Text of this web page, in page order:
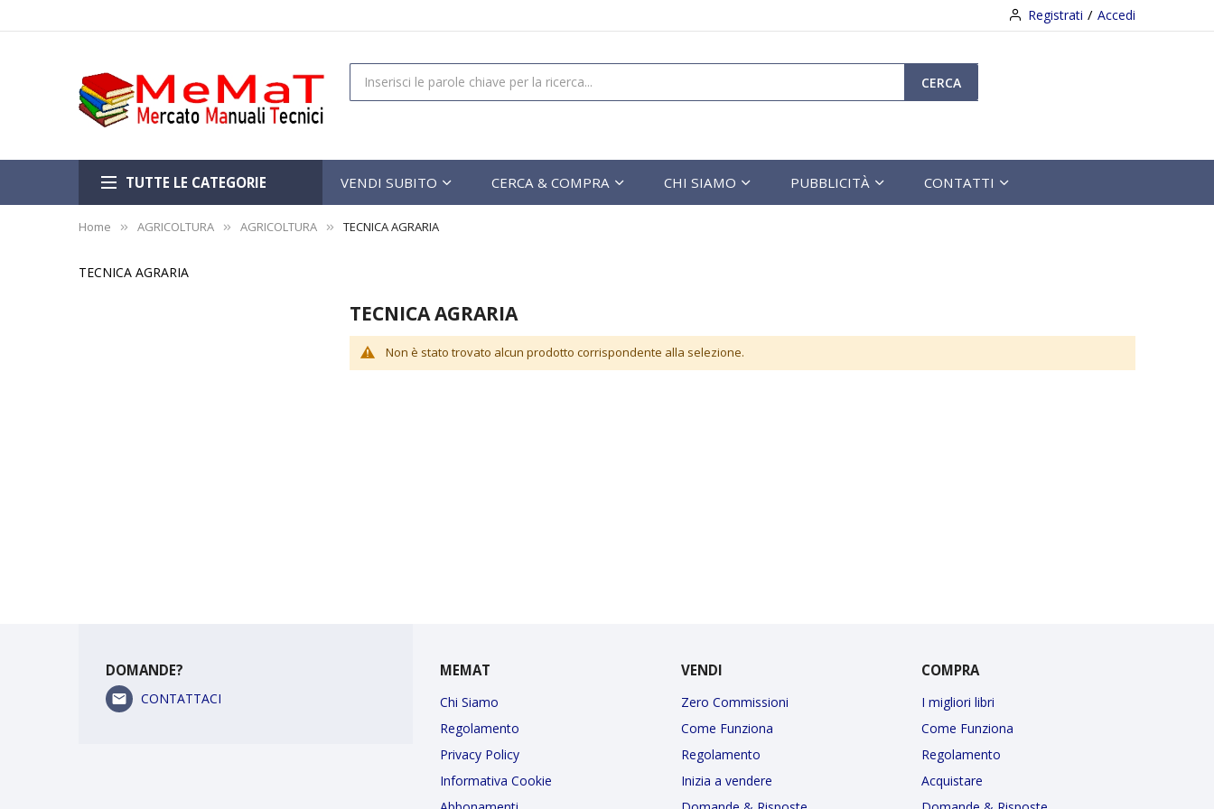
Registrati Accedi
CERCA
TUTTE LE CATEGORIE VENDI SUBITO CERCA & COMPRA CHI SIAMO PUBBLICITÀ CONTATTI
Home AGRICOLTURA AGRICOLTURA TECNICA AGRARIA
TECNICA AGRARIA
TECNICA AGRARIA
Non è stato trovato alcun prodotto corrispondente alla selezione.
DOMANDE?
CONTATTACI
MEMAT
Chi Siamo
Regolamento
Privacy Policy
Informativa Cookie
VENDI
Zero Commissioni
Come Funziona
Regolamento
Inizia a vendere
COMPRA
I migliori libri
Come Funziona
Regolamento
Acquistare